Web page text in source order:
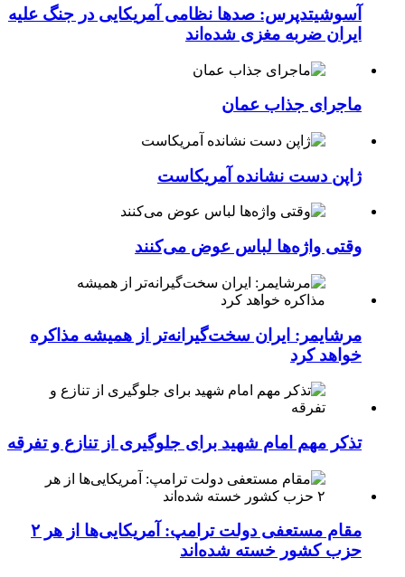
آسوشیتدپرس: صدها نظامی آمریکایی در جنگ علیه
ایران ضربه مغزی شده‌اند
ماجرای جذاب عمان
ژاپن دست نشانده آمریکاست
وقتی واژه‌ها لباس عوض می‌کنند
مرشایمر: ایران سخت‌گیرانه‌تر از همیشه مذاکره
خواهد کرد
تذکر مهم امام شهید برای جلوگیری از تنازع و تفرقه
مقام مستعفی دولت ترامپ: آمریکایی‌ها از هر ۲
حزب کشور خسته شده‌اند